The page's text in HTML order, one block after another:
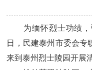
为缅怀烈士功绩，
日，民建泰州市委会专
来到泰州烈士陵园开展